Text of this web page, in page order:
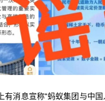
有消息宣称“蚂蚁集团与中